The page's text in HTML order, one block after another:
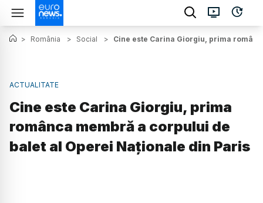
> România > Social > Cine este Carina Giorgiu, prima
ACTUALITATE
Cine este Carina Giorgiu, prima
românca membră a corpului de
balet al Operei Naționale din Paris